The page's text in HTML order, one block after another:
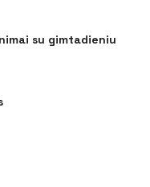
su gimtadieniu